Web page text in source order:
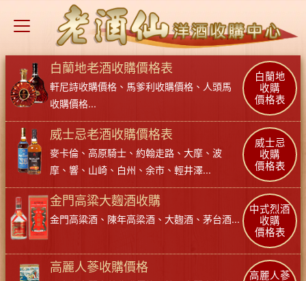
白蘭地老酒收購價格表
軒尼詩收購價格 、 馬爹利收購價格 、 人頭馬
收購價格...
白蘭地
收購
價格表
威士忌老酒收購價格表
麥卡倫 、 高原騎士 、 約翰走路 、 大摩 、 波
摩 、 響 、 山崎 、 白州 、 余市 、 輕井澤...
威士忌
收購
價格表
金門高粱大麴酒收購
金門高粱酒 、 陳年高梁酒 、 大麴酒 、 茅台酒...
中式烈酒
收購
價格表
高麗人蔘收購價格
高麗人蔘